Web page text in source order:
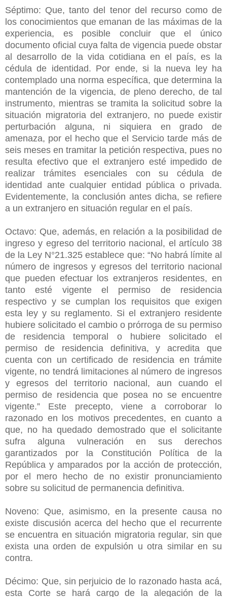
Séptimo: Que, tanto del tenor del recurso como de
los conocimientos que emanan de las máximas de la
experiencia, es posible concluir que el único
documento oficial cuya falta de vigencia puede obstar
al desarrollo de la vida cotidiana en el país, es la
cédula de identidad. Por ende, si la nueva ley ha
contemplado una norma específica, que determina la
mantención de la vigencia, de pleno derecho, de tal
instrumento, mientras se tramita la solicitud sobre la
situación migratoria del extranjero, no puede existir
perturbación alguna, ni siquiera en grado de
amenaza, por el hecho que el Servicio tarde más de
seis meses en tramitar la petición respectiva, pues no
resulta efectivo que el extranjero esté impedido de
realizar trámites esenciales con su cédula de
identidad ante cualquier entidad pública o privada.
Evidentemente, la conclusión antes dicha, se refiere
a un extranjero en situación regular en el país.
Octavo: Que, además, en relación a la posibilidad de
ingreso y egreso del territorio nacional, el artículo 38
de la Ley N°21.325 establece que: “No habrá límite al
número de ingresos y egresos del territorio nacional
que pueden efectuar los extranjeros residentes, en
tanto esté vigente el permiso de residencia
respectivo y se cumplan los requisitos que exigen
esta ley y su reglamento. Si el extranjero residente
hubiere solicitado el cambio o prórroga de su permiso
de residencia temporal o hubiere solicitado el
permiso de residencia definitiva, y acredita que
cuenta con un certificado de residencia en trámite
vigente, no tendrá limitaciones al número de ingresos
y egresos del territorio nacional, aun cuando el
permiso de residencia que posea no se encuentre
vigente.” Este precepto, viene a corroborar lo
razonado en los motivos precedentes, en cuanto a
que, no ha quedado demostrado que el solicitante
sufra alguna vulneración en sus derechos
garantizados por la Constitución Política de la
República y amparados por la acción de protección,
por el mero hecho de no existir pronunciamiento
sobre su solicitud de permanencia definitiva.
Noveno: Que, asimismo, en la presente causa no
existe discusión acerca del hecho que el recurrente
se encuentra en situación migratoria regular, sin que
exista una orden de expulsión u otra similar en su
contra.
Décimo: Que, sin perjuicio de lo razonado hasta acá,
esta Corte se hará cargo de la alegación de la